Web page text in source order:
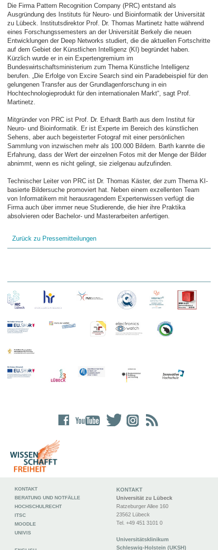
Die Firma Pattern Recognition Company (PRC) entstand als
Ausgründung des Instituts für Neuro- und Bioinformatik der Universität
zu Lübeck. Institutsdirektor Prof. Dr. Thomas Martinetz hatte während
eines Forschungssemesters an der Universität Berkely die neuen
Entwicklungen der Deep Networks studiert, die die aktuellen Fortschritte
auf dem Gebiet der Künstlichen Intelligenz (KI) begründet haben.
Kürzlich wurde er in ein Expertengremium im
Bundeswirtschaftsministerium zum Thema Künstliche Intelligenz
berufen. „Die Erfolge von Excire Search sind ein Paradebeispiel für den
gelungenen Transfer aus der Grundlagenforschung in ein
Hochtechnologieprodukt für den internationalen Markt“, sagt Prof.
Martinetz.
Mitgründer von PRC ist Prof. Dr. Erhardt Barth aus dem Institut für
Neuro- und Bioinformatik. Er ist Experte im Bereich des künstlichen
Sehens, aber auch begeisterter Fotograf mit einer persönlichen
Sammlung von inzwischen mehr als 100.000 Bildern. Barth kannte die
Erfahrung, dass der Wert der einzelnen Fotos mit der Menge der Bilder
abnimmt, wenn es nicht gelingt, sie zielgenau aufzufinden.
Technischer Leiter von PRC ist Dr. Thomas Käster, der zum Thema KI-
basierte Bildersuche promoviert hat. Neben einem exzellenten Team
von Informatikern mit herausragendem Expertenwissen verfügt die
Firma auch über immer neue Studierende, die hier ihre Praktika
absolvieren oder Bachelor- und Masterarbeiten anfertigen.
Zurück zu Pressemitteilungen
KONTAKT
Universität zu Lübeck
Ratzeburger Allee 160
23562 Lübeck
Tel. +49 451 3101 0
Universitätsklinikum
Schleswig-Holstein (UKSH)
KONTAKT
BERATUNG UND NOTFÄLLE
HOCHSCHULRECHT
ITSC
MOODLE
UNIVIS